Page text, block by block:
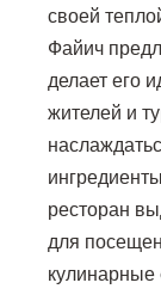
своей
Файич
делает его
жителей и
ресторан
для